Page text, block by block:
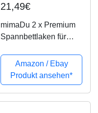
21,49€
mimaDu 2 x Premium
Spannbettlaken für
Stubenwagen - OEKO-
Tex 100% Jersey
Baumwolle -
kuschelweiche
Amazon / Ebay
Produkt ansehen*